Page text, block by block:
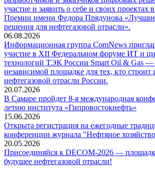
участие и заявить о себе и своих проектах
Премии имени Федора Прядунова
решения для нефтегазовой отрасли».
06.08.2026
Информационная группа ComNews
участие в XII Федеральном форуме ИТ и
технологий ТЭК России Smart Oil & Gas —
независимой площадке для тех, кто
нефтегазовой отрасли России.
20.07.2026
В Самаре пройдет 8-я международная
летию института «Гипровостокнефть»
15.06.2026
Открыта регистрация на ежегодные
конференции журнала "Нефтяное
20.05.2026
Присоединяйся к DECOM-2026 —
будущее нефтегазовой отрасли!